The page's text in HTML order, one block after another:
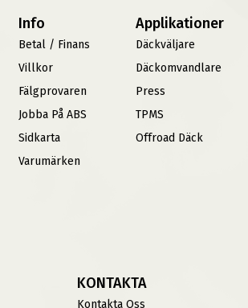
Info
Betal / Finans
Villkor
Fälgprovaren
Jobba På ABS
Sidkarta
Varumärken
Applikationer
Däckväljare
Däckomvandlare
Press
TPMS
Offroad Däck
KONTAKTA
Kontakta Oss